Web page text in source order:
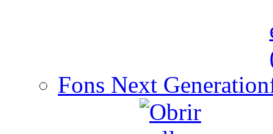
Fons Next Generation